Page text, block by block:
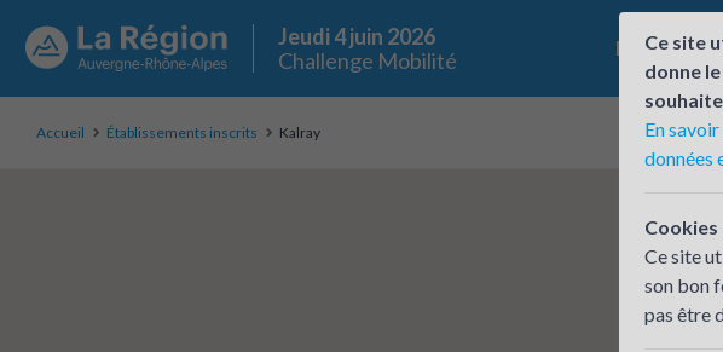
Jeudi 4 juin 2026
Challenge Mobilité
Le
Accueil Établissements inscrits Kalray
Ce site
donne
En
données
Ce site
son bon
pas être